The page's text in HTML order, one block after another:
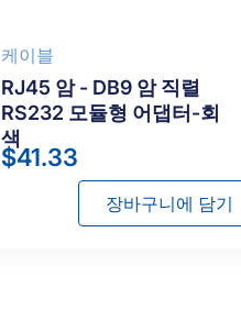
케이블
RJ45 암 - DB9 암 직렬
RS232 모듈형 어댑터-회
색
$41.33
장바구니에 담기